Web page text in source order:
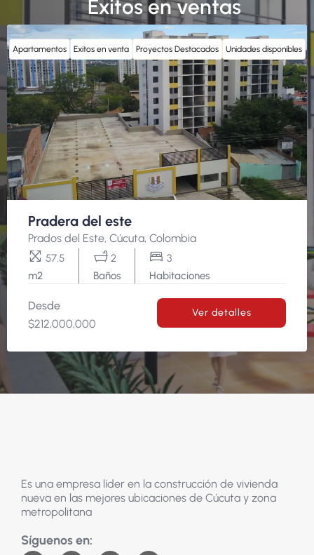
Exitos en ventas
Apartamentos Exitos en venta Proyectos Destacados Unidades disponibles
Pradera del este
Prados del Este, Cúcuta, Colombia
m2
57.5
Baños
2
Habitaciones
3
Desde
$212,000,000
Ver detalles
Es una empresa líder en la construcción de vivienda
nueva en las mejores ubicaciones de Cúcuta y zona
metropolitana